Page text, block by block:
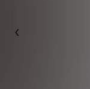
Iepriekšējais